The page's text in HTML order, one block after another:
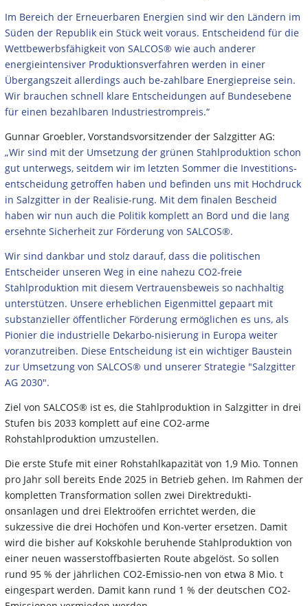
Im Bereich der Erneuerbaren Energien sind wir den Ländern im
Süden der Republik ein Stück weit voraus. Entscheidend für die
Wettbewerbsfähigkeit von SALCOS® wie auch anderer
energieintensiver Produktionsverfahren werden in einer
Übergangszeit allerdings auch be-zahlbare Energiepreise sein.
Wir brauchen schnell klare Entscheidungen auf Bundesebene
für einen bezahlbaren Industriestrompreis.“
Gunnar Groebler, Vorstandsvorsitzender der Salzgitter AG:
„Wir sind mit der Umsetzung der grünen Stahlproduktion schon
gut unterwegs, seitdem wir im letzten Sommer die Investitions-
entscheidung getroffen haben und befinden uns mit Hochdruck
in Salzgitter in der Realisie-rung. Mit dem finalen Bescheid
haben wir nun auch die Politik komplett an Bord und die lang
ersehnte Sicherheit zur Förderung von SALCOS®.
Wir sind dankbar und stolz darauf, dass die politischen
Entscheider unseren Weg in eine nahezu CO2-freie
Stahlproduktion mit diesem Vertrauensbeweis so nachhaltig
unterstützen. Unsere erheblichen Eigenmittel gepaart mit
substanzieller öffentlicher Förderung ermöglichen es uns, als
Pionier die industrielle Dekarbo-nisierung in Europa weiter
voranzutreiben. Diese Entscheidung ist ein wichtiger Baustein
zur Umsetzung von SALCOS® und unserer Strategie "Salzgitter
AG 2030".
Ziel von SALCOS® ist es, die Stahlproduktion in Salzgitter in drei
Stufen bis 2033 komplett auf eine CO2-arme
Rohstahlproduktion umzustellen.
Die erste Stufe mit einer Rohstahlkapazität von 1,9 Mio. Tonnen
pro Jahr soll bereits Ende 2025 in Betrieb gehen. Im Rahmen der
kompletten Transformation sollen zwei Direktredukti-
onsanlagen und drei Elektroöfen errichtet werden, die
sukzessive die drei Hochöfen und Kon-verter ersetzen. Damit
wird die bisher auf Kokskohle beruhende Stahlproduktion von
einer neuen wasserstoffbasierten Route abgelöst. So sollen
rund 95 % der jährlichen CO2-Emissio-nen von etwa 8 Mio. t
eingespart werden. Damit kann rund 1 % der deutschen CO2-